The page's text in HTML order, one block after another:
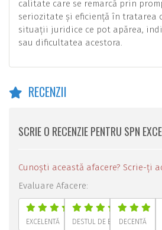
calitate care se remarcă prin
seriozitate și eficiență în tratarea
situații juridice ce pot apărea,
sau dificultatea acestora.
RECENZII
SCRIE O RECENZIE PENTRU SPN
Cunoști această afacere? Scrie-ți
Evaluare Afacere:
EXCELENTĂ DESTUL DE BUNĂDECENTĂ